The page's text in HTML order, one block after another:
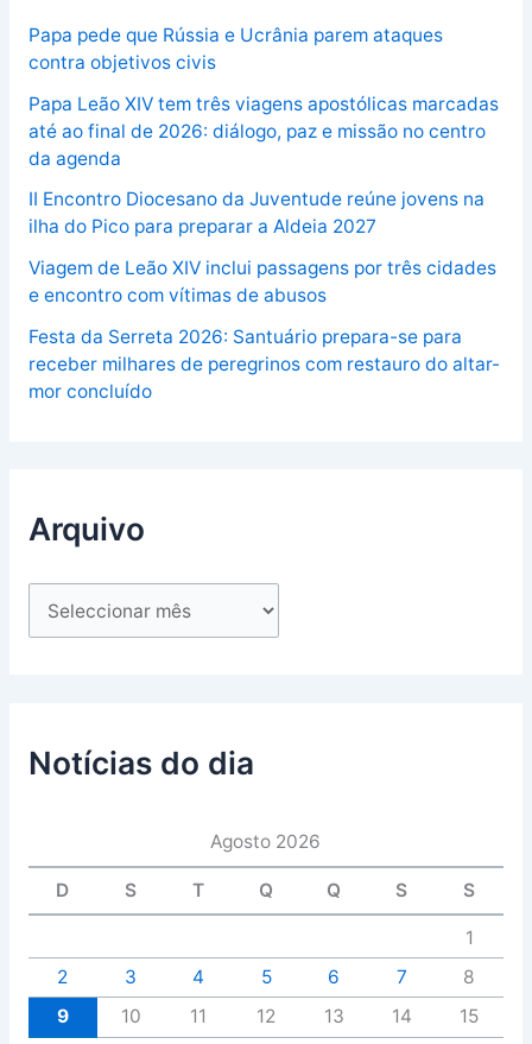
Papa pede que Rússia e Ucrânia parem ataques
contra objetivos civis
Papa Leão XIV tem três viagens apostólicas marcadas
até ao final de 2026: diálogo, paz e missão no centro
da agenda
II Encontro Diocesano da Juventude reúne jovens na
ilha do Pico para preparar a Aldeia 2027
Viagem de Leão XIV inclui passagens por três cidades
e encontro com vítimas de abusos
Festa da Serreta 2026: Santuário prepara-se para
receber milhares de peregrinos com restauro do altar-
mor concluído
Arquivo
Notícias do dia
Agosto 2026
D S T Q Q S S
1
2
3 4 5 6 7
8
9
10 11 12 13 14
15